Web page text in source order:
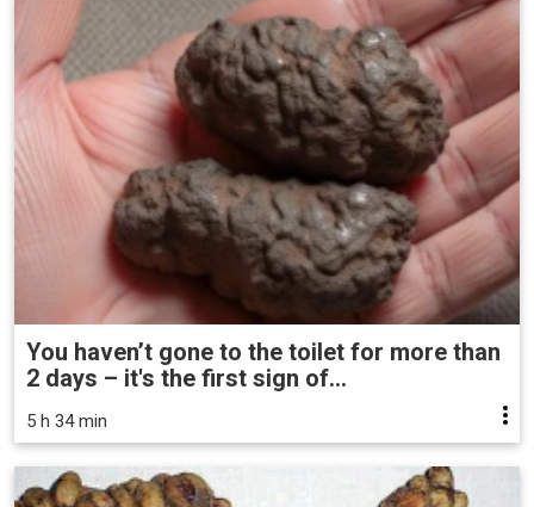
You haven’t gone to the toilet for more than
2 days – it's the first sign of...
5 h 34 min